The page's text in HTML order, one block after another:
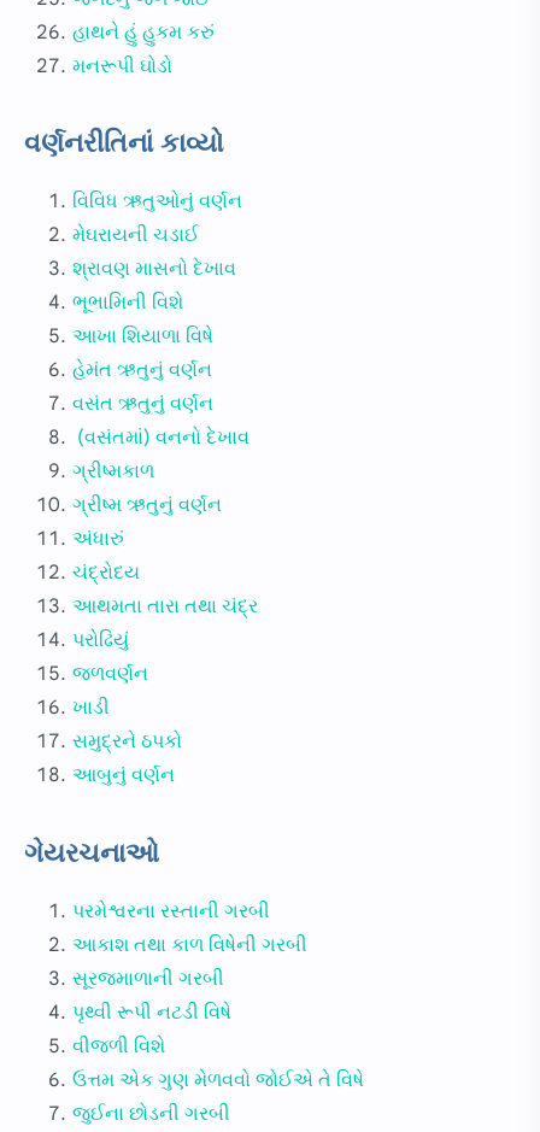
હાથને હું હુકમ કરું
મનરૂપી ઘોડો
વર્ણનરીતિનાં કાવ્યો
વિવિધ ઋતુઓનું વર્ણન
મેઘરાયની ચડાઈ
શ્રાવણ માસનો દેખાવ
ભૂભામિની વિશે
આખા શિયાળા વિષે
હેમંત ઋતુનું વર્ણન
વસંત ઋતુનું વર્ણન
(વસંતમાં) વનનો દેખાવ
ગ્રીષ્મકાળ
ગ્રીષ્મ ઋતુનું વર્ણન
અંધારું
ચંદ્રોદય
આથમતા તારા તથા ચંદ્ર
પરોઢિયું
જળવર્ણન
ખાડી
સમુદ્રને ઠપકો
આબુનું વર્ણન
ગેયરચનાઓ
પરમેશ્વરના રસ્તાની ગરબી
આકાશ તથા કાળ વિષેની ગરબી
સૂરજમાળાની ગરબી
પૃથ્વી રૂપી નટડી વિષે
વીજળી વિશે
ઉત્તમ એક ગુણ મેળવવો જોઈએ તે વિષે
જુઈના છોડની ગરબી